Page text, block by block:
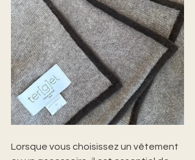
Lorsque vous choisissez un vêtement